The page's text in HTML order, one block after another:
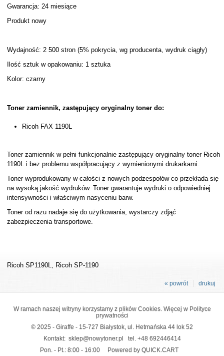
Gwarancja: 24 miesiące
Produkt nowy
Wydajność: 2 500 stron (5% pokrycia, wg producenta, wydruk ciągły)
Ilość sztuk w opakowaniu: 1 sztuka
Kolor: czarny
Toner zamiennik, zastępujący oryginalny toner do:
Ricoh FAX 1190L
Toner zamiennik w pełni funkcjonalnie zastępujący oryginalny toner Ricoh
1190L i bez problemu współpracujący z wymienionymi drukarkami.
Toner wyprodukowany w całości z nowych podzespołów co przekłada się
na wysoką jakość wydruków. Toner gwarantuje wydruki o odpowiedniej
intensywności i właściwym nasyceniu barw.
Toner od razu nadaje się do użytkowania, wystarczy zdjąć
zabezpieczenia transportowe.
Ricoh SP1190L, Ricoh SP-1190
drukuj
« powrót
W ramach naszej witryny korzystamy z plików Cookies. Więcej w Polityce
prywatności
© 2025 - Giraffe - 15-727 Białystok, ul. Hetmańska 44 lok 52
Kontakt: sklep@nowytoner.pl tel. +48 692446414
Pon. - Pt.: 8:00 - 16:00
Powered by QUICK.CART